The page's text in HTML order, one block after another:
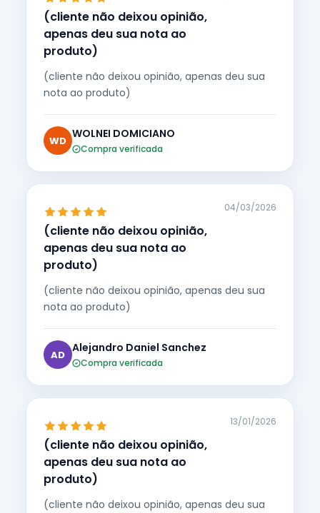
(cliente não deixou opinião,
apenas deu sua nota ao
produto)
(cliente não deixou opinião, apenas deu sua
nota ao produto)
WD
WOLNEI DOMICIANO
Compra verificada
(cliente não deixou opinião,
apenas deu sua nota ao
produto)
04/03/2026
(cliente não deixou opinião, apenas deu sua
nota ao produto)
AD
Alejandro Daniel Sanchez
Compra verificada
(cliente não deixou opinião,
apenas deu sua nota ao
produto)
13/01/2026
(cliente não deixou opinião, apenas deu sua